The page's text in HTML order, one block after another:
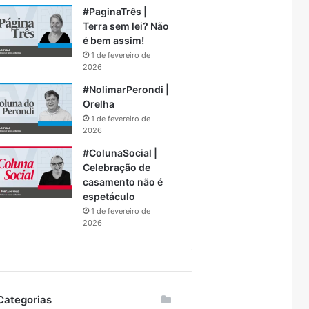
#PaginaTrês |
Terra sem lei? Não
é bem assim!
1 de fevereiro de
2026
#NolimarPerondi |
Orelha
1 de fevereiro de
2026
#ColunaSocial |
Celebração de
casamento não é
espetáculo
1 de fevereiro de
2026